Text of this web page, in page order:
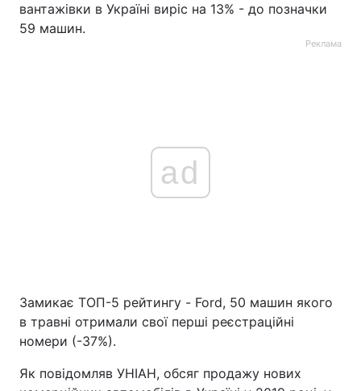
вантажівки в Україні виріс на 13% - до позначки
59 машин.
Реклама
ad
Замикає ТОП-5 рейтингу - Ford, 50 машин якого
в травні отримали свої перші реєстраційні
номери (-37%).
Як повідомляв УНІАН, обсяг продажу нових